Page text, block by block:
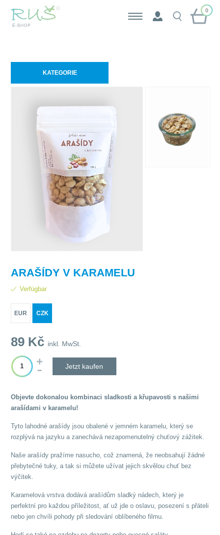
0
KATEGORIE
ARAŠÍDY V KARAMELU
Verfügbar
EUR CZK
89 Kč inkl. MwSt.
Jetzt kaufen
Objevte dokonalou kombinaci sladkosti a křupavosti s našimi
arašídami v karamelu!
Tyto lahodné arašídy jsou obalené v jemném karamelu, který se
rozplývá na jazyku a zanechává nezapomenutelný chuťový zážitek.
Naše arašídy pražíme nasucho, což znamená, že neobsahují žádné
přebytečné tuky, a tak si můžete užívat jejich skvělou chuť bez
výčitek.
Karamelová vrstva dodává arašídům sladký nádech, který je
perfektní pro každou příležitost, ať už jde o oslavu, posezení s přáteli
nebo jen chvíli pohody při sledování oblíbeného filmu.